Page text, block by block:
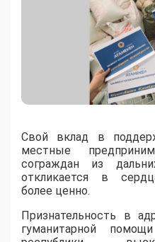
Свой вклад в
местные
сограждан из
откликается в
более ценно.
Признательность в
гуманитарной